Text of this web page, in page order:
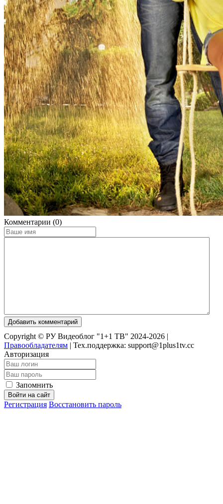
Комментарии (0)
Добавить комментарий
Copyright © РУ Видеоблог "1+1 ТВ" 2024-2026 |
Правообладателям | Тех.поддержка: support@1plus1tv.cc
Авторизация
Запомнить
Войти на сайт
Регистрация Восстановить пароль